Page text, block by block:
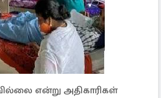
என்று அதிகாரிகள்